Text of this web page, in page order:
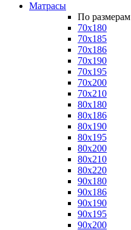
Матрасы
По размерам
70x180
70x185
70x186
70x190
70x195
70x200
70x210
80x180
80x186
80x190
80x195
80x200
80x210
80x220
90x180
90x186
90x190
90x195
90x200